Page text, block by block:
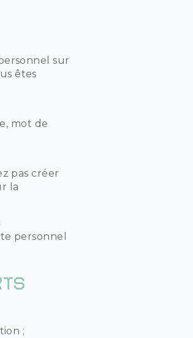
sur
êtes
mot de
pas créer
la
personnel
;